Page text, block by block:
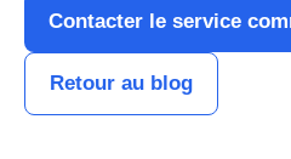
Contacter le service
Retour au blog